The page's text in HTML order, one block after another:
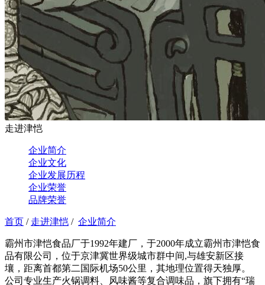
走进津恺
企业简介
企业文化
企业发展历程
企业荣誉
品牌荣誉
首页 / 走进津恺 / 企业简介
霸州市津恺食品厂于1992年建厂，于2000年成立霸州市津恺食
品有限公司，位于京津冀世界级城市群中间,与雄安新区接
壤，距离首都第二国际机场50公里，其地理位置得天独厚。
公司专业生产火锅调料、风味酱等复合调味品，旗下拥有“瑞